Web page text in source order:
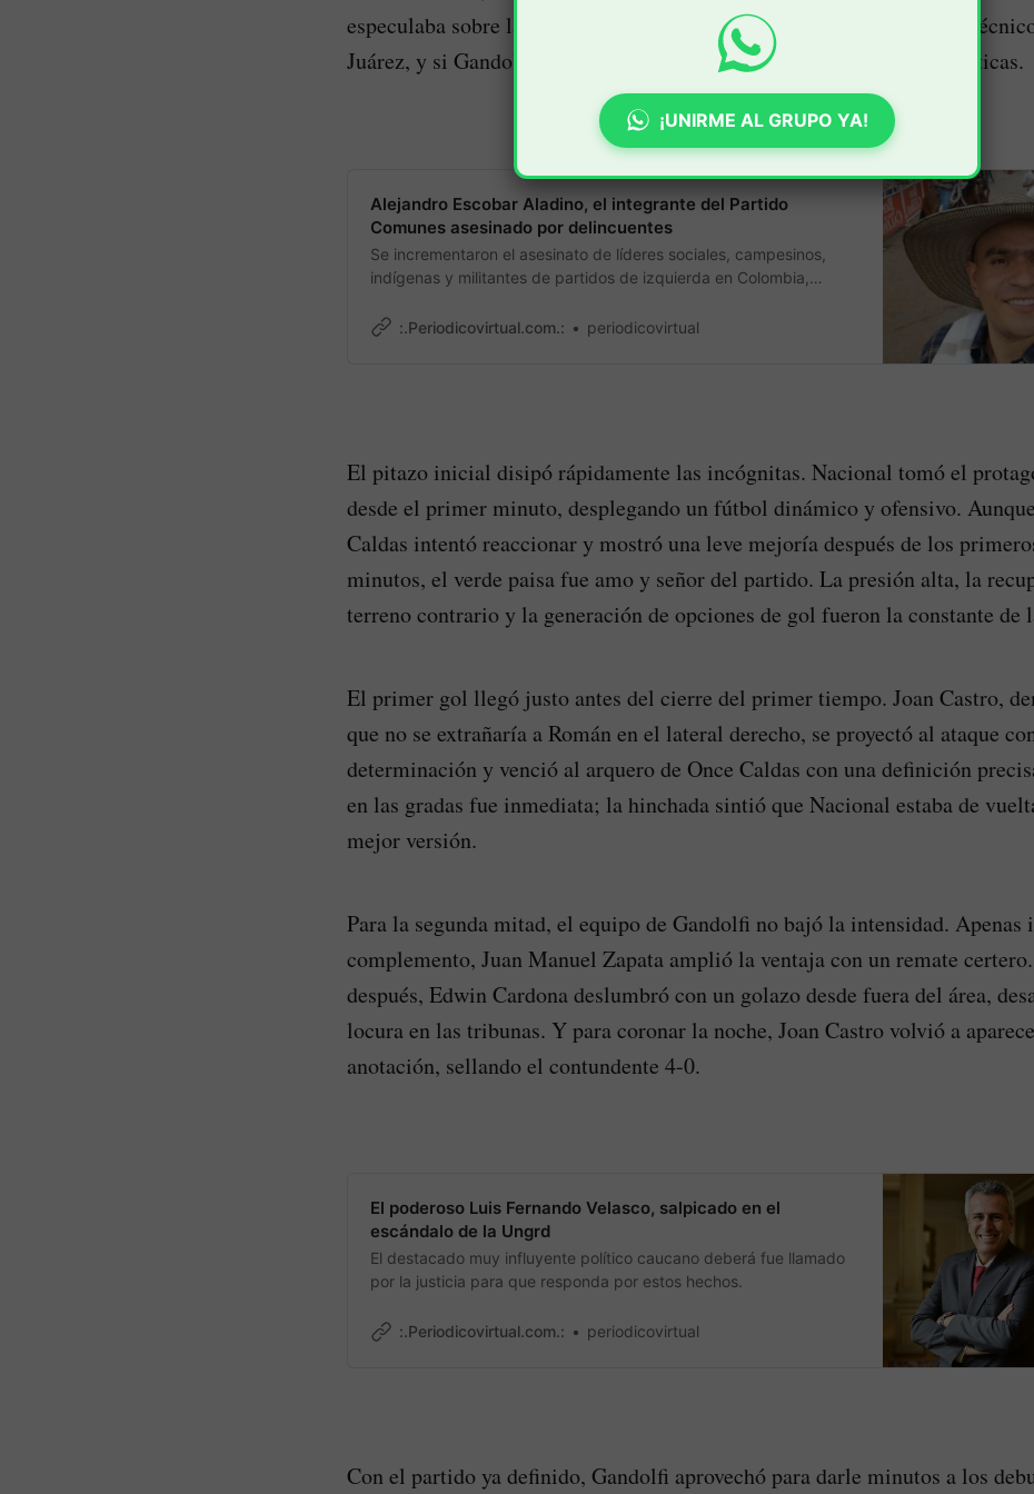
especulaba sobre la continuidad de la idea de juego instaurada por el
Juárez, y si Gandolfi mantendría esa línea o presentaría novedades tácticas.
Alejandro Escobar Aladino, el integrante del Partido
Comunes asesinado por delincuentes
Se incrementaron el asesinato de líderes sociales, campesinos,
indígenas y militantes de partidos de izquierda en Colombia,
autoridades proteger la vida de las personas.
:.Periodicovirtual.com.: periodicovirtual
El pitazo inicial disipó rápidamente las incógnitas. Nacional tomó el
desde el primer minuto, desplegando un fútbol dinámico y ofensivo.
Caldas intentó reaccionar y mostró una leve mejoría después de los
minutos, el verde paisa fue amo y señor del partido. La presión alta, la
terreno contrario y la generación de opciones de gol fueron la constante de
El primer gol llegó justo antes del cierre del primer tiempo. Joan Castro,
que no se extrañaría a Román en el lateral derecho, se proyectó al ataque
determinación y venció al arquero de Once Caldas con una definición
en las gradas fue inmediata; la hinchada sintió que Nacional estaba de
mejor versión.
Para la segunda mitad, el equipo de Gandolfi no bajó la intensidad. Apenas
complemento, Juan Manuel Zapata amplió la ventaja con un remate
después, Edwin Cardona deslumbró con un golazo desde fuera del área,
locura en las tribunas. Y para coronar la noche, Joan Castro volvió a
anotación, sellando el contundente 4-0.
El poderoso Luis Fernando Velasco, salpicado en el
escándalo de la Ungrd
El destacado muy influyente político caucano deberá fue llamado
por la justicia para que responda por estos hechos.
:.Periodicovirtual.com.: periodicovirtual
Con el partido ya definido, Gandolfi aprovechó para darle minutos a los
¡UNIRME AL GRUPO YA!